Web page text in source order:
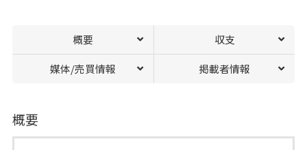
概要 収支
媒体/売買情報 掲載者情報
概要